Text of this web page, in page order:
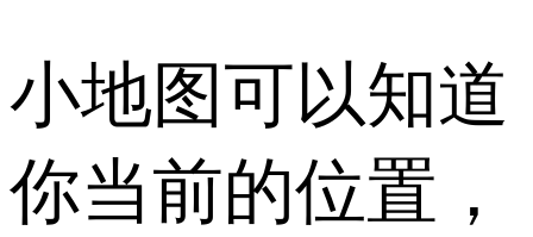
小地图可以知道
你当前的位置，